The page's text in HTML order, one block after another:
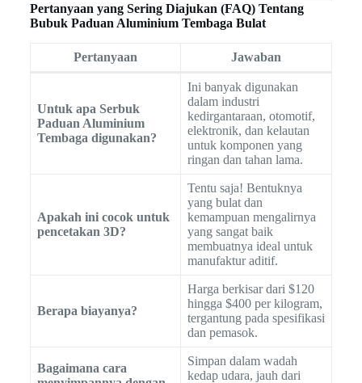
Pertanyaan yang Sering Diajukan (FAQ) Tentang
Bubuk Paduan Aluminium Tembaga Bulat
Pertanyaan Jawaban
Untuk apa Serbuk
Paduan Aluminium
Tembaga digunakan?
Ini banyak digunakan
dalam industri
kedirgantaraan, otomotif,
elektronik, dan kelautan
untuk komponen yang
ringan dan tahan lama.
Apakah ini cocok untuk
pencetakan 3D?
Tentu saja! Bentuknya
yang bulat dan
kemampuan mengalirnya
yang sangat baik
membuatnya ideal untuk
manufaktur aditif.
Berapa biayanya?
Harga berkisar dari $120
hingga $400 per kilogram,
tergantung pada spesifikasi
dan pemasok.
Bagaimana cara
Simpan dalam wadah
kedap udara, jauh dari